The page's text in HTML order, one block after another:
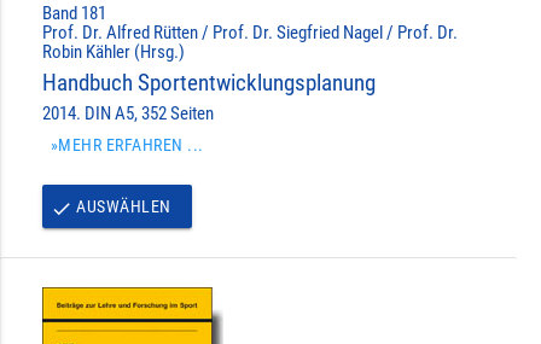
Band 181
Prof. Dr. Alfred Rütten / Prof. Dr. Siegfried Nagel / Prof. Dr.
Robin Kähler (Hrsg.)
Handbuch Sportentwicklungsplanung
2014. DIN A5, 352 Seiten
»MEHR ERFAHREN ...
done AUSWÄHLEN